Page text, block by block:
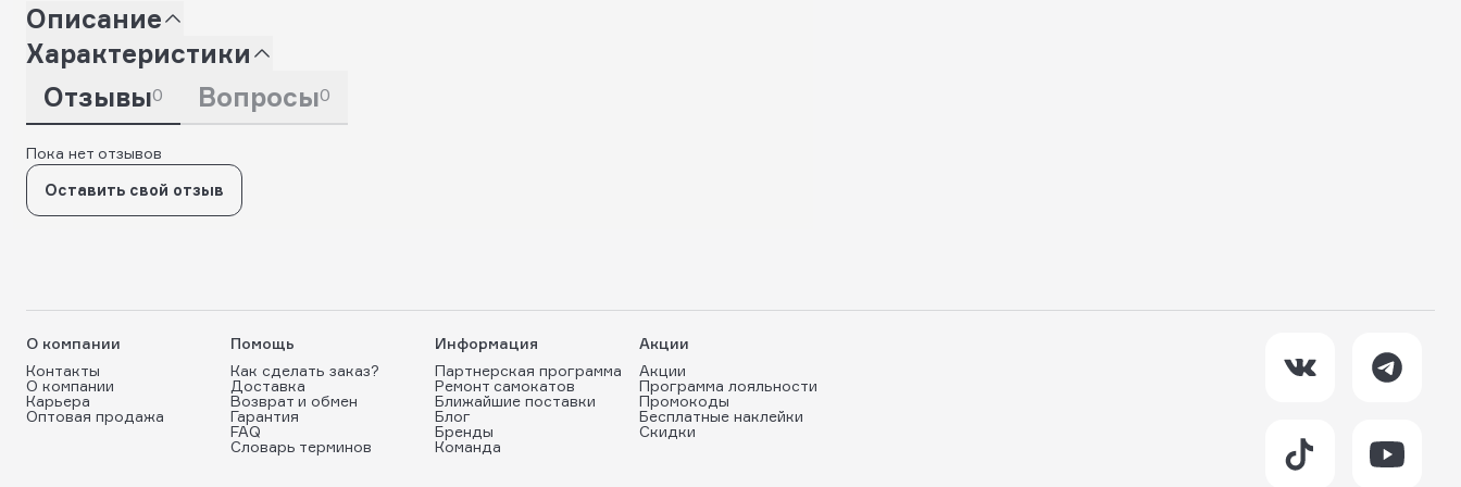
Описание
Характеристики
Отзывы0 Вопросы0
Пока нет отзывов
Оставить свой отзыв
О компании
Контакты
О компании
Карьера
Оптовая продажа
Помощь
Как сделать заказ?
Доставка
Возврат и обмен
Гарантия
FAQ
Словарь терминов
Информация
Партнерская программа
Ремонт самокатов
Ближайшие поставки
Блог
Бренды
Команда
Акции
Акции
Программа лояльности
Промокоды
Бесплатные наклейки
Скидки